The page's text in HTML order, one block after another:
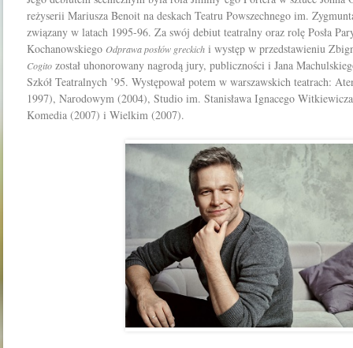
reżyserii Mariusza Benoit na deskach Teatru Powszechnego im.
związany w latach 1995-96. Za swój debiut teatralny oraz rolę Posła
Kochanowskiego Odprawa posłów greckich i występ w przedstawieniu
Cogito został uhonorowany nagrodą jury, publiczności i Jana
Szkół Teatralnych ’95. Występował potem w warszawskich teatrach:
1997), Narodowym (2004), Studio im. Stanisława Ignacego
Komedia (2007) i Wielkim (2007).